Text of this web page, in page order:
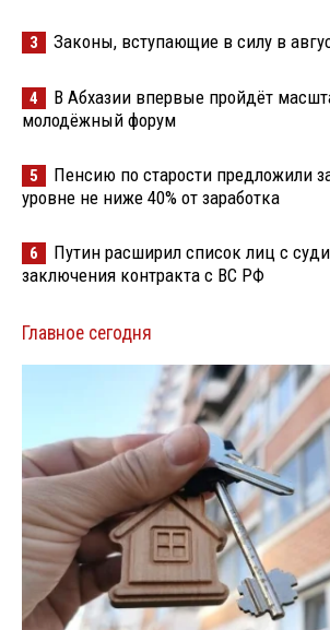
3 Законы, вступающие в силу в
4
В Абхазии впервые пройдёт
молодёжный форум
5
Пенсию по старости предложили
уровне не ниже 40% от заработка
6
Путин расширил список лиц с
заключения контракта с ВС РФ
Главное сегодня